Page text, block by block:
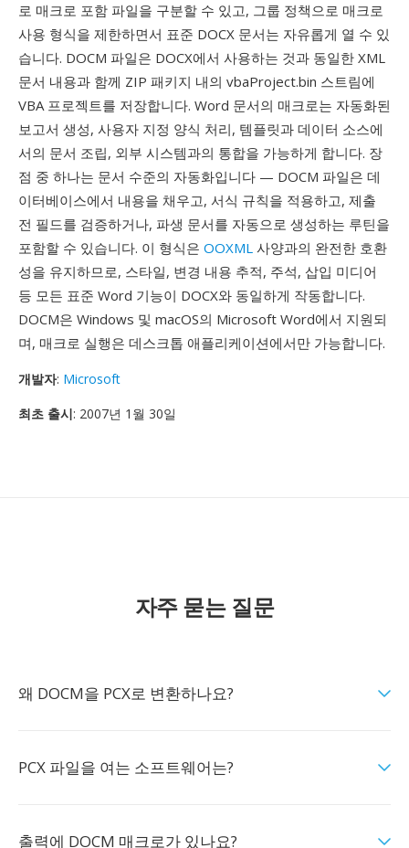
로 매크로 포함 파일을 구분할 수 있고, 그룹 정책으로 매크로
사용 형식을 제한하면서 표준 DOCX 문서는 자유롭게 열 수 있
습니다. DOCM 파일은 DOCX에서 사용하는 것과 동일한 XML
문서 내용과 함께 ZIP 패키지 내의 vbaProject.bin 스트림에
VBA 프로젝트를 저장합니다. Word 문서의 매크로는 자동화된
보고서 생성, 사용자 지정 양식 처리, 템플릿과 데이터 소스에
서의 문서 조립, 외부 시스템과의 통합을 가능하게 합니다. 장
점 중 하나는 문서 수준의 자동화입니다 — DOCM 파일은 데
이터베이스에서 내용을 채우고, 서식 규칙을 적용하고, 제출
전 필드를 검증하거나, 파생 문서를 자동으로 생성하는 루틴을
포함할 수 있습니다. 이 형식은 OOXML 사양과의 완전한 호환
성을 유지하므로, 스타일, 변경 내용 추적, 주석, 삽입 미디어
등 모든 표준 Word 기능이 DOCX와 동일하게 작동합니다.
DOCM은 Windows 및 macOS의 Microsoft Word에서 지원되
며, 매크로 실행은 데스크톱 애플리케이션에서만 가능합니다.
개발자: Microsoft
최초 출시: 2007년 1월 30일
자주 묻는 질문
왜 DOCM을 PCX로 변환하나요?
PCX 파일을 여는 소프트웨어는?
출력에 DOCM 매크로가 있나요?